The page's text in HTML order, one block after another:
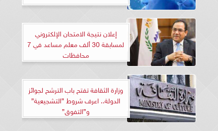
إعلان نتيجة الامتحان الإلكتروني
لمسابقة 30 ألف معلم مساعد في 7
محافظات
وزارة الثقافة تفتح باب الترشح لجوائز
الدولة.. اعرف شروط ”التشجيعية”
و”التفوق”